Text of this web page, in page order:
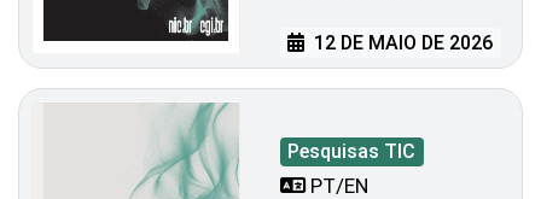
12 DE MAIO DE 2026
Pesquisas TIC
PT/EN